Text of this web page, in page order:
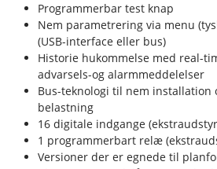
Programmerbar test knap
Nem parametrering via menu
(USB-interface eller bus)
Historie hukommelse med real-
advarsels-og alarmmeddelelser
Bus-teknologi til nem installation
belastning
16 digitale indgange
1 programmerbart relæ
Versioner der er egnede til